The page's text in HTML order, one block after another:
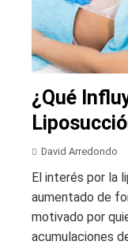
¿Qué
David Arredondo
El interés por la
aumentado de
motivado por
acumulaciones